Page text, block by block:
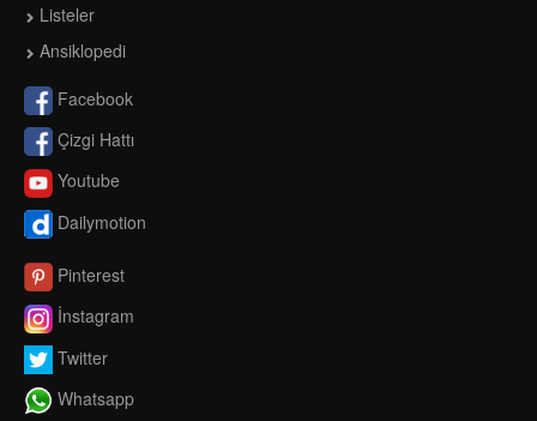
Listeler
Ansiklopedi
Facebook
Çizgi Hattı
Youtube
Dailymotion
Pinterest
İnstagram
Twitter
Whatsapp